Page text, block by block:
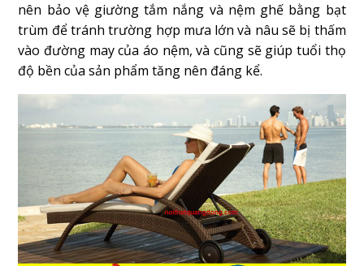
nên bảo vệ giường tắm nắng và nệm ghế bằng bạt
trùm để tránh trường hợp mưa lớn và nâu sẽ bị thấm
vào đường may của áo nệm, và cũng sẽ giúp tuổi thọ
độ bền của sản phẩm tăng nên đáng kể.